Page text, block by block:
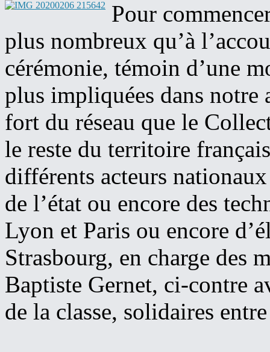
Pour
plus nombreux qu’à
cérémonie, témoin d’une
plus impliquées dans notre
fort du réseau que le
le reste du territoire
différents acteurs
de l’état ou encore des
Lyon et Paris ou encore
Strasbourg, en charge des
Baptiste Gernet, ci-contre
de la classe, solidaires